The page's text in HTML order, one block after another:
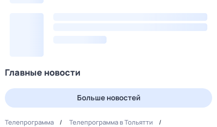
Главные новости
Больше новостей
Телепрограмма
Телепрограмма в Тольятти